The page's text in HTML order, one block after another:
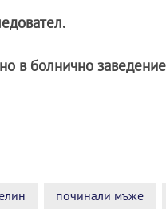
в болнично
починали мъже